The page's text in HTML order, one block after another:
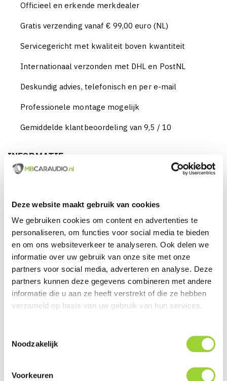
Deze website maakt gebruik van cookies
We gebruiken cookies om content en advertenties te
personaliseren, om functies voor social media te bieden
en om ons websiteverkeer te analyseren. Ook delen we
informatie over uw gebruik van onze site met onze
partners voor social media, adverteren en analyse. Deze
partners kunnen deze gegevens combineren met andere
informatie die u aan ze heeft verstrekt of die ze hebben
verzameld op basis van uw gebruik van hun services.
Noodzakelijk
Voorkeuren
Officieel en erkende merkdealer
Gratis verzending vanaf € 99,00 euro (NL)
Servicegericht met kwaliteit boven kwantiteit
Internationaal verzonden met DHL en PostNL
Deskundig advies, telefonisch en per e-mail
Professionele montage mogelijk
Gemiddelde klantbeoordeling van 9,5 / 10
INFORMATIE
van alle Dension interfaces. De Gateway 500S BT is
ontwikkeld om als audio adapter te kunnen
communiceren met de Media Oriented System Transport
Bus (MOST) of de D2D bus. Deze interface biedt een zeer
hoge integratie met het originele auto systeem en biedt
daarbij een professionele Parrot Bluetooth carkit
geintegreerd. Bij deze Gateway 500S BT is een
Ipod/Iphone connectiekabel meegeleverd. Bekijk
KENMERKEN VAN DENSION GW52MO1